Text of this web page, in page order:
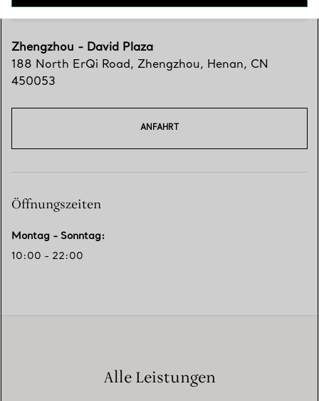
Zhengzhou - David Plaza
188 North ErQi Road, Zhengzhou, Henan, CN
450053
ANFAHRT
Öffnungszeiten
Montag - Sonntag:
10:00 - 22:00
Alle Leistungen